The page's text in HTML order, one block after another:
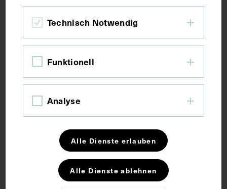
Reproduktion einer Fotografie.
Schlagwörter
Gynäkologie
Technisch Notwendig
Funktionell
Analyse
Alle Dienste erlauben
Alle Dienste ablehnen